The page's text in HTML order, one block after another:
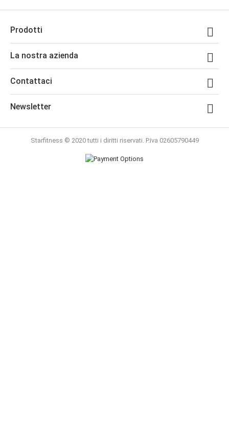
Prodotti 
La nostra azienda 
Contattaci 
Newsletter 
Starfitness © 2020 tutti i diritti riservati. P.iva 02605790449